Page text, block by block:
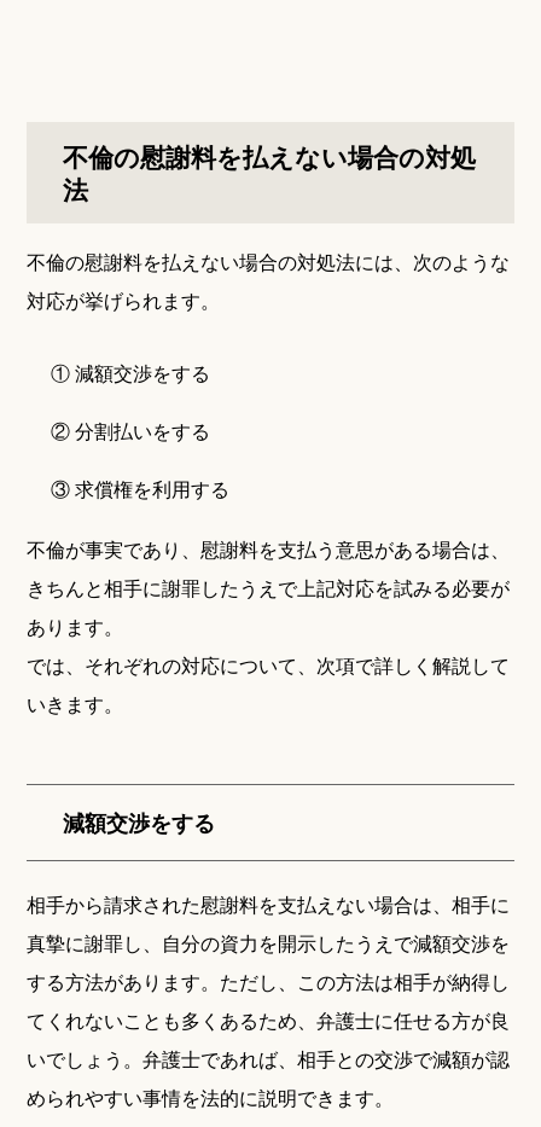
不倫の慰謝料を払えない場合の対処
法
不倫の慰謝料を払えない場合の対処法には、次のような
対応が挙げられます。
① 減額交渉をする
② 分割払いをする
③ 求償権を利用する
不倫が事実であり、慰謝料を支払う意思がある場合は、
きちんと相手に謝罪したうえで上記対応を試みる必要が
あります。
では、それぞれの対応について、次項で詳しく解説して
いきます。
減額交渉をする
相手から請求された慰謝料を支払えない場合は、相手に
真摯に謝罪し、自分の資力を開示したうえで減額交渉を
する方法があります。ただし、この方法は相手が納得し
てくれないことも多くあるため、弁護士に任せる方が良
いでしょう。弁護士であれば、相手との交渉で減額が認
められやすい事情を法的に説明できます。